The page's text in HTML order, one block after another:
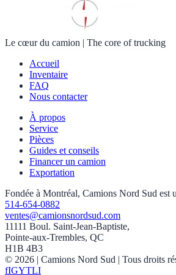
Le cœur du camion | The core of trucking
Accueil
Inventaire
FAQ
Nous contacter
À propos
Service
Pièces
Guides et conseils
Financer un camion
Exportation
Fondée à Montréal, Camions Nord Sud est
514-654-0882
ventes@camionsnordsud.com
11111 Boul. Saint-Jean-Baptiste,
Pointe-aux-Trembles, QC
H1B 4B3
© 2026 | Camions Nord Sud | Tous droits
fIGYTLI